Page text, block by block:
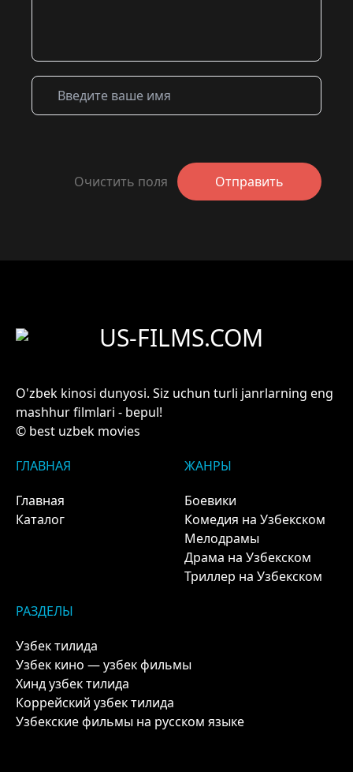
Очистить поля Отправить
US-FILMS.COM
O'zbek kinosi dunyosi. Siz uchun turli janrlarning eng
mashhur filmlari - bepul!
© best uzbek movies
ГЛАВНАЯ
Главная
Каталог
ЖАНРЫ
Боевики
Комедия на Узбекском
Мелодрамы
Драма на Узбекском
Триллер на Узбекском
РАЗДЕЛЫ
Узбек тилида
Узбек кино — узбек фильмы
Хинд узбек тилида
Коррейский узбек тилида
Узбекские фильмы на русском языке